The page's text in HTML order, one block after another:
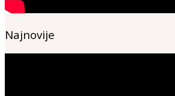
Najnovije